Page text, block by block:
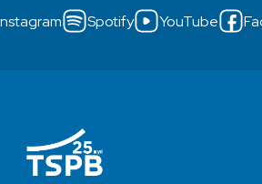
Spotify YouTube